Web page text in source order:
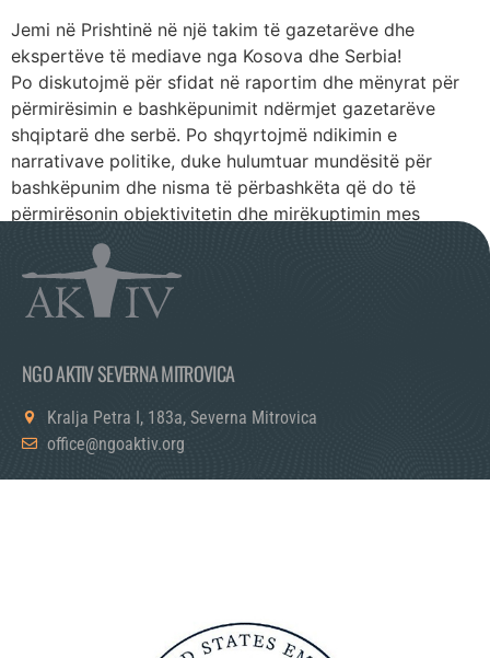
Jemi në Prishtinë në një takim të gazetarëve dhe
ekspertëve të mediave nga Kosova dhe Serbia!
Po diskutojmë për sfidat në raportim dhe mënyrat për
përmirësimin e bashkëpunimit ndërmjet gazetarëve
shqiptarë dhe serbë. Po shqyrtojmë ndikimin e
narrativave politike, duke hulumtuar mundësitë për
bashkëpunim dhe nisma të përbashkëta që do të
përmirësonin objektivitetin dhe mirëkuptimin mes
komuniteteve.
NGO AKTIV SEVERNA MITROVICA
Kralja Petra I, 183a, Severna Mitrovica
office@ngoaktiv.org